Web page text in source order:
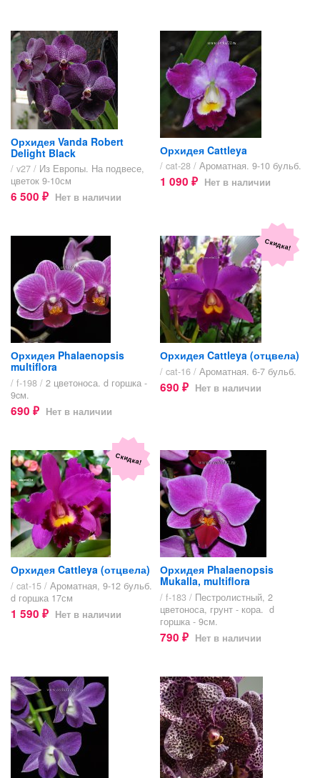
Орхидея Vanda Robert
Delight Black
/ v27 / Из Европы. На подвесе,
цветок 9-10см
6 500 ₽ Нет в наличии
Орхидея Cattleya
/ cat-28 / Ароматная. 9-10 бульб.
1 090 ₽ Нет в наличии
Орхидея Phalaenopsis
multiflora
/ f-198 / 2 цветоноса. d горшка -
9cм.
690 ₽ Нет в наличии
Скидка!
Орхидея Cattleya (отцвела)
/ cat-16 / Ароматная. 6-7 бульб.
690 ₽ Нет в наличии
Скидка!
Орхидея Cattleya (отцвела)
/ cat-15 / Ароматная, 9-12 бульб.
d горшка 17см
1 590 ₽ Нет в наличии
Орхидея Phalaenopsis
Mukalla, multiflora
/ f-183 / Пестролистный, 2
цветоноса, грунт - кора. d
горшка - 9см.
790 ₽ Нет в наличии